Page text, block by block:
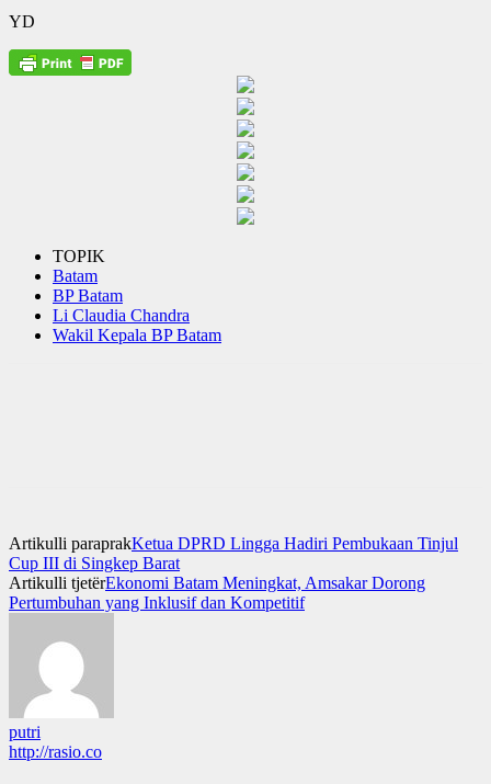
YD
TOPIK
Batam
BP Batam
Li Claudia Chandra
Wakil Kepala BP Batam
Artikulli paraprakKetua DPRD Lingga Hadiri Pembukaan Tinjul
Cup III di Singkep Barat
Artikulli tjetërEkonomi Batam Meningkat, Amsakar Dorong
Pertumbuhan yang Inklusif dan Kompetitif
putri
http://rasio.co